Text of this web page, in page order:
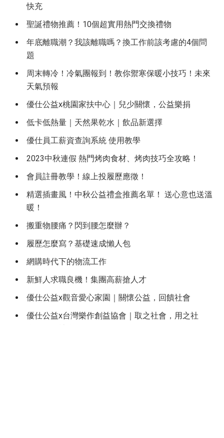
快充
聖誕禮物推薦！10個超實用熱門交換禮物
年底離職潮？我該離職嗎？換工作前該考慮的4個問
題
周末轉冷！冷氣團報到！教你禦寒保暖小技巧！未來
天氣預報
優仕公益x桃園家扶中心｜兒少關懷，公益樂捐
低卡低熱量｜天然果乾水｜飲品新選擇
優仕員工薪資查詢系統 使用教學
2023中秋連假 熱門烤肉食材、烤肉技巧全攻略！
會員註冊教學！線上投履歷應徵！
精選插畫風！中秋公益禮盒推薦名單！ 送心意也送溫
暖！
搬重物腰痛？閃到腰怎麼辦？
履歷怎麼寫？基礎速成懶人包
網購時代下的物流工作
新鮮人求職良機！集團高薪搶人才
優仕公益x觀音愛心家園｜關懷公益，回饋社會
優仕公益x台灣樂作創益協會｜取之社會，用之社